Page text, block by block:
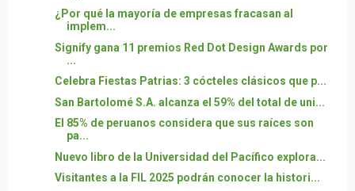
¿Por qué la mayoría de empresas fracasan al
implem...
Signify gana 11 premios Red Dot Design Awards por
...
Celebra Fiestas Patrias: 3 cócteles clásicos que p...
San Bartolomé S.A. alcanza el 59% del total de uni...
El 85% de peruanos considera que sus raíces son
pa...
Nuevo libro de la Universidad del Pacífico explora...
Visitantes a la FIL 2025 podrán conocer la histori...